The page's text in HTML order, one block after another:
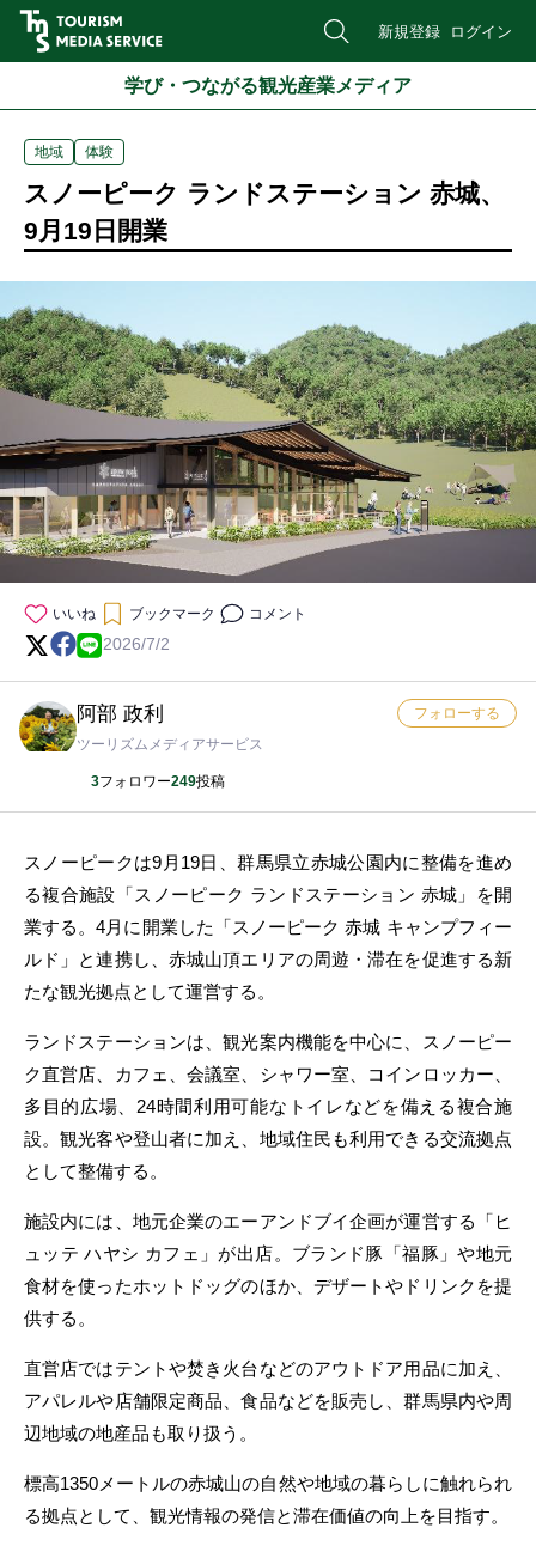
新規登録 ログイン
学び・つながる観光産業メディア
地域 体験
スノーピーク ランドステーション 赤城、
9月19日開業
いいね ブックマーク コメント
2026/7/2
阿部 政利
ツーリズムメディアサービス
3フォロワー249投稿
フォローする
スノーピークは9月19日、群馬県立赤城公園内に整備を進め
る複合施設「スノーピーク ランドステーション 赤城」を開
業する。4月に開業した「スノーピーク 赤城 キャンプフィー
ルド」と連携し、赤城山頂エリアの周遊・滞在を促進する新
たな観光拠点として運営する。
ランドステーションは、観光案内機能を中心に、スノーピー
ク直営店、カフェ、会議室、シャワー室、コインロッカー、
多目的広場、24時間利用可能なトイレなどを備える複合施
設。観光客や登山者に加え、地域住民も利用できる交流拠点
として整備する。
施設内には、地元企業のエーアンドブイ企画が運営する「ヒ
ュッテ ハヤシ カフェ」が出店。ブランド豚「福豚」や地元
食材を使ったホットドッグのほか、デザートやドリンクを提
供する。
直営店ではテントや焚き火台などのアウトドア用品に加え、
アパレルや店舗限定商品、食品などを販売し、群馬県内や周
辺地域の地産品も取り扱う。
標高1350メートルの赤城山の自然や地域の暮らしに触れられ
る拠点として、観光情報の発信と滞在価値の向上を目指す。